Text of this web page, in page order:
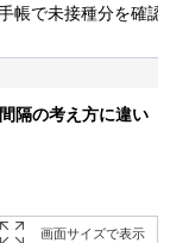
帳で未接種分を確
隔の考え方に違い
画面サイズで表示